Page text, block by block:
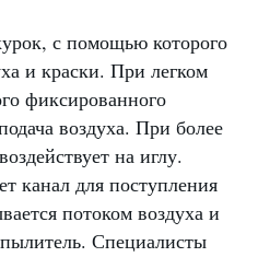
с помощью которого
и краски. При легком
фиксированного
воздуха. При более
на иглу.
канал для поступления
потоком воздуха и
Специалисты